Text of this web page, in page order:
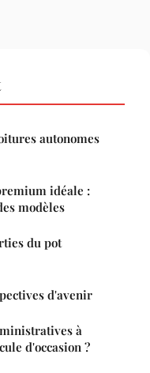
autonomes
idéale :
modèles
du pot
d'avenir
à
d'occasion ?